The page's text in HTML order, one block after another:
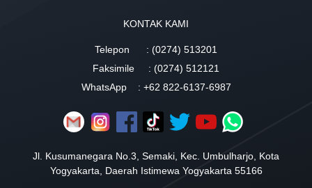
KONTAK KAMI
Telepon
: (0274) 513201
Faksimile
: (0274) 512121
WhatsApp
: +62 822-6137-6987
Jl. Kusumanegara No.3, Semaki, Kec. Umbulharjo, Kota
Yogyakarta, Daerah Istimewa Yogyakarta 55166